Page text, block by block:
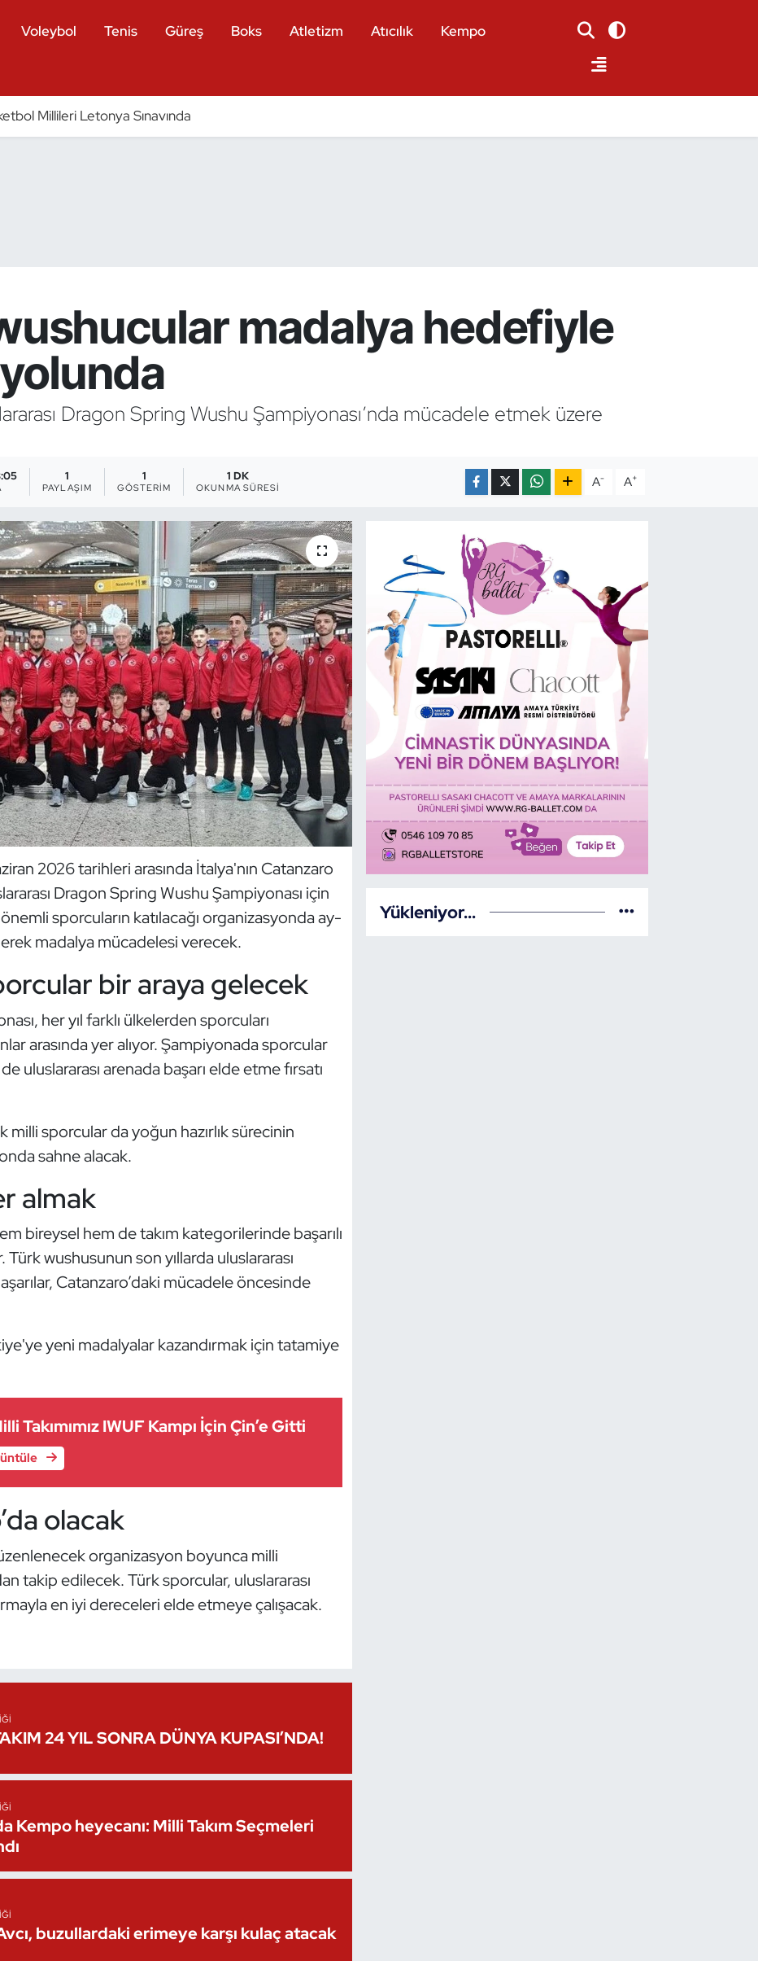
Voleybol Tenis Güreş Boks Atletizm Atıcılık
Kempo
Millileri Letonya Sınavında
wushucular madalya hedefiyle
Dragon Spring Wushu Şampiyonası’nda mücadele etmek üzere
1
PAYLAŞIM
1
GÖSTERIM
1 DK
OKUNMA SÜRESI A- A+
2026 tarihleri arasında İtalya'nın Catanzaro
Dragon Spring Wushu Şampiyonası için
sporcuların katılacağı organizasyonda ay-
madalya mücadelesi verecek.
bir araya gelecek
her yıl farklı ülkelerden sporcuları
arasında yer alıyor. Şampiyonada sporcular
uluslararası arenada başarı elde etme fırsatı
sporcular da yoğun hazırlık sürecinin
sahne alacak.
almak
bireysel hem de takım kategorilerinde başarılı
wushusunun son yıllarda uluslararası
Catanzaro’daki mücadele öncesinde
yeni madalyalar kazandırmak için tatamiye
Takımımız IWUF Kampı İçin Çin’e Gitti
olacak
organizasyon boyunca milli
takip edilecek. Türk sporcular, uluslararası
en iyi dereceleri elde etmeye çalışacak.
24 YIL SONRA DÜNYA KUPASI’NDA!
Kempo heyecanı: Milli Takım Seçmeleri
buzullardaki erimeye karşı kulaç atacak
Yükleniyor...